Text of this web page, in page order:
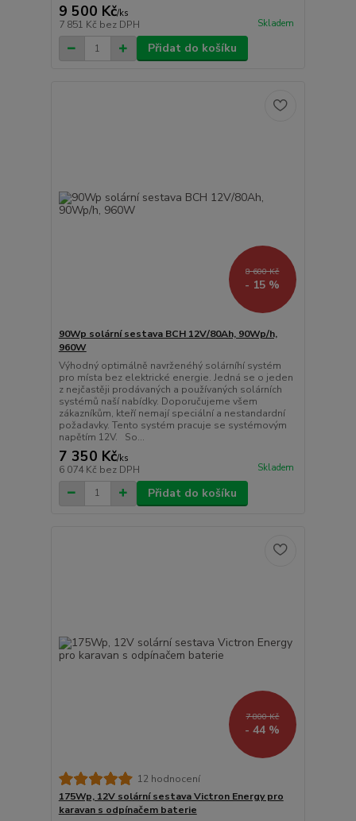
9 500 Kč/ks
7 851 Kč bez DPH Skladem
Přidat do košíku
8 600 Kč
- 15 %
90Wp solární sestava BCH 12V/80Ah, 90Wp/h,
960W
Výhodný optimálně navrženéhý solárníhí systém
pro místa bez elektrické energie. Jedná se o jeden
z nejčastěji prodávaných a používaných solárních
systémů naší nabídky. Doporučujeme všem
zákazníkům, kteří nemají speciální a nestandardní
požadavky. Tento systém pracuje se systémovým
napětím 12V. So...
7 350 Kč/ks
6 074 Kč bez DPH Skladem
Přidat do košíku
7 800 Kč
- 44 %
12 hodnocení
175Wp, 12V solární sestava Victron Energy pro
karavan s odpínačem baterie